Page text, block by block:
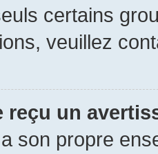
certains
veuillez
reçu un
son propre